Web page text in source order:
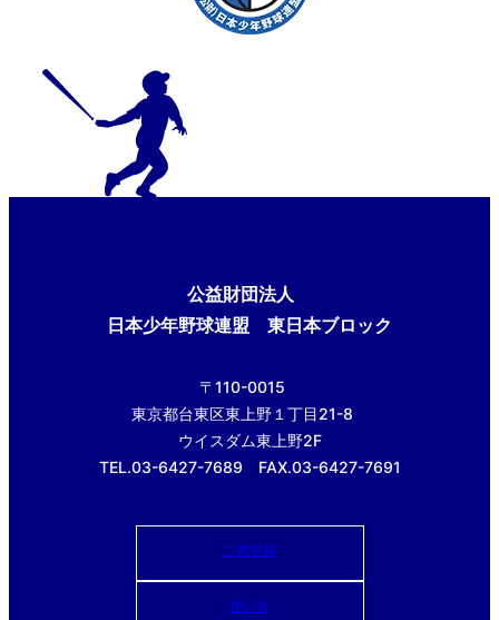
公益財団法人
日本少年野球連盟 東日本ブロック
〒110-0015
東京都台東区東上野１丁目21-8
ウイスダム東上野2F
TEL.03-6427-7689 FAX.03-6427-7691
ご意見箱
使い方